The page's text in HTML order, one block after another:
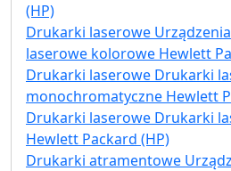
(HP)
Drukarki laserowe
laserowe kolorowe Hewlett
Drukarki laserowe Drukarki
monochromatyczne Hewlett
Drukarki laserowe Drukarki
Hewlett Packard (HP)
Drukarki atramentowe